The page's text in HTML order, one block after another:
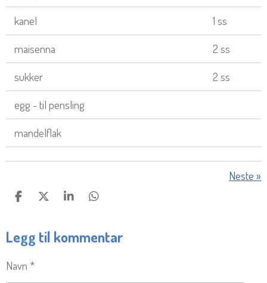
kanel 1 ss
maisenna 2 ss
sukker 2 ss
egg - til pensling
mandelflak
Neste »
D
D
E
D
D
Legg til kommentar
Navn *